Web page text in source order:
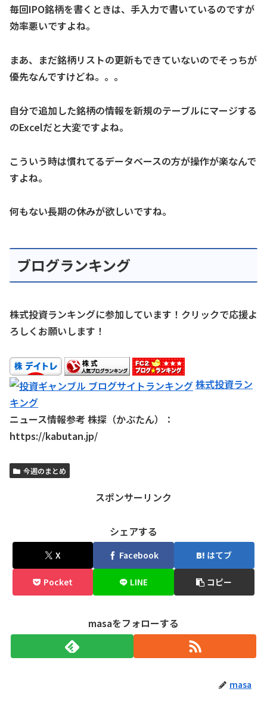
毎回IPO銘柄を書くときは、手入力で書いているのですが
効率悪いですよね。
まあ、まだ銘柄リストの更新もできていないのでそっちが
優先なんですけどね。。。
自分で追加した銘柄の情報を新規のテーブルにマージする
のExcelだと大変ですよね。
こういう時は慣れてるデータベースの方が操作が楽なんで
すよね。
何もない長期の休みが欲しいですね。
ブログランキング
株式投資ランキングに参加しています！クリックで応援よ
ろしくお願いします！
株式投資ラン
キング
ニュース情報参考 株探（かぶたん）：
https://kabutan.jp/
今週のまとめ
スポンサーリンク
シェアする
X Facebook はてブ
Pocket LINE コピー
masaをフォローする
masa